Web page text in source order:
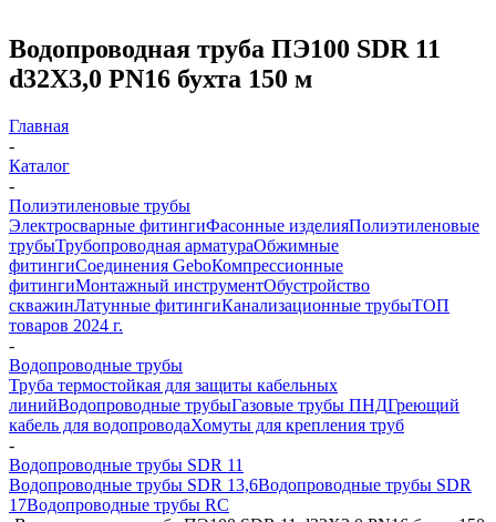
Водопроводная труба ПЭ100 SDR 11
d32Х3,0 PN16 бухта 150 м
Главная
-
Каталог
-
Полиэтиленовые трубы
Электросварные фитингиФасонные изделияПолиэтиленовые
трубыТрубопроводная арматураОбжимные
фитингиСоединения GeboКомпрессионные
фитингиМонтажный инструментОбустройство
скважинЛатунные фитингиКанализационные трубыТОП
товаров 2024 г.
-
Водопроводные трубы
Труба термостойкая для защиты кабельных
линийВодопроводные трубыГазовые трубы ПНДГреющий
кабель для водопроводаХомуты для крепления труб
-
Водопроводные трубы SDR 11
Водопроводные трубы SDR 13,6Водопроводные трубы SDR
17Водопроводные трубы RC